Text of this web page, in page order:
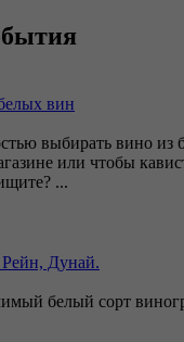
вин
выбирать вино из
или чтобы
...
Дунай.
белый сорт